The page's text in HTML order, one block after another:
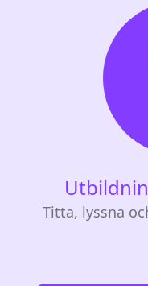
Titta, lyssna